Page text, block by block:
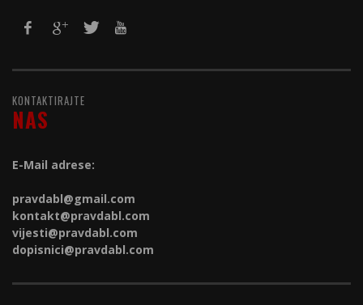
KONTAKTIRAJTE
NAS
E-Mail adrese:
pravdabl@gmail.com
kontakt@pravdabl.com
vijesti@pravdabl.com
dopisnici@pravdabl.com